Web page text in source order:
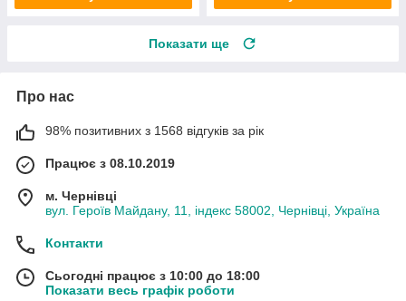
Показати ще
Про нас
98% позитивних з 1568 відгуків за рік
Працює з 08.10.2019
м. Чернівці
вул. Героїв Майдану, 11, індекс 58002, Чернівці, Україна
Контакти
Сьогодні працює з 10:00 до 18:00
Показати весь графік роботи